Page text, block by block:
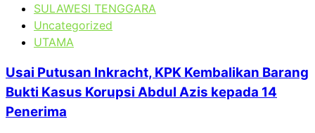
SULAWESI TENGGARA
Uncategorized
UTAMA
Usai Putusan Inkracht, KPK Kembalikan Barang
Bukti Kasus Korupsi Abdul Azis kepada 14
Penerima